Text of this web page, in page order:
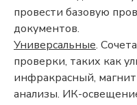
провести базовую
документов.
Универсальные.
проверки, таких как
инфракрасный,
анализы. ИК-